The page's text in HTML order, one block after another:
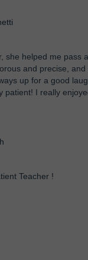
she helped me pass
and precise,
up for a good
patient! I really
Teacher !